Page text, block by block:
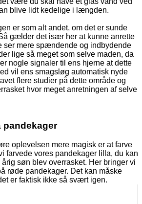
blive lidt kedelige i længden.
er som alt andet, om det er sunde
gælder det især her at kunne anrette
ser mere spændende og indbydende
lige så meget som selve maden, da
nogle signaler til ens hjerne at dette
vil ens smagsløg automatisk nyde
flere studier på dette område og
hvor meget anretningen af selve
pandekager
oplevelsen mere magisk er at farve
farvede vores pandekager lilla, du kan
søn blev overrasket. Her bringer vi
røde pandekager. Det kan måske
er faktisk ikke så svært igen.